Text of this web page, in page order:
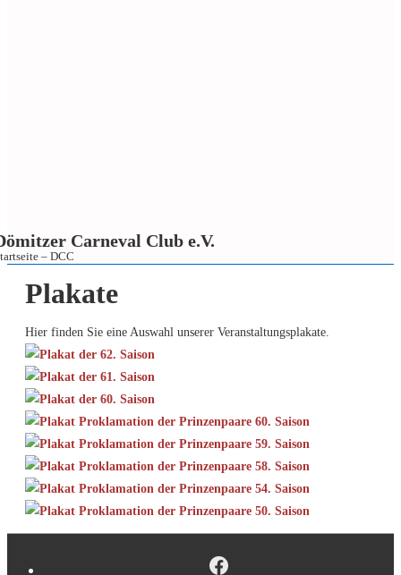
Carneval Club e.V.
– DCC
Plakate
Hier finden Sie eine Auswahl unserer Veranstaltungsplakate.